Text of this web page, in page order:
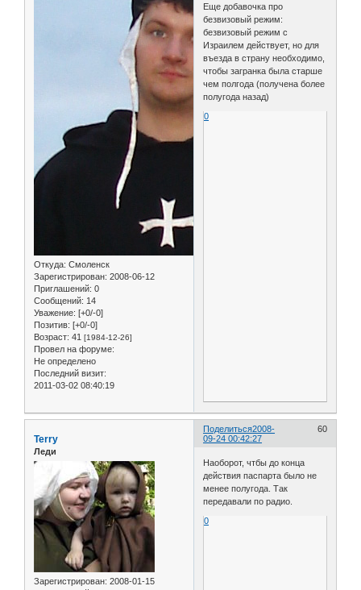
Откуда: Смоленск
Зарегистрирован: 2008-06-12
Приглашений: 0
Сообщений: 14
Уважение: [+0/-0]
Позитив: [+0/-0]
Возраст: 41 [1984-12-26]
Провел на форуме:
Не определено
Последний визит:
2011-03-02 08:40:19
Еще добавочка про
безвизовый режим:
безвизовый режим с
Израилем действует, но для
въезда в страну необходимо,
чтобы загранка была старше
чем полгода (получена более
полугода назад)
0
Поделиться 60
2008-
09-24 00:42:27
Terry
Леди
Зарегистрирован: 2008-01-15
Наоборот, чтбы до конца
действия паспарта было не
менее полугода. Так
передавали по радио.
0